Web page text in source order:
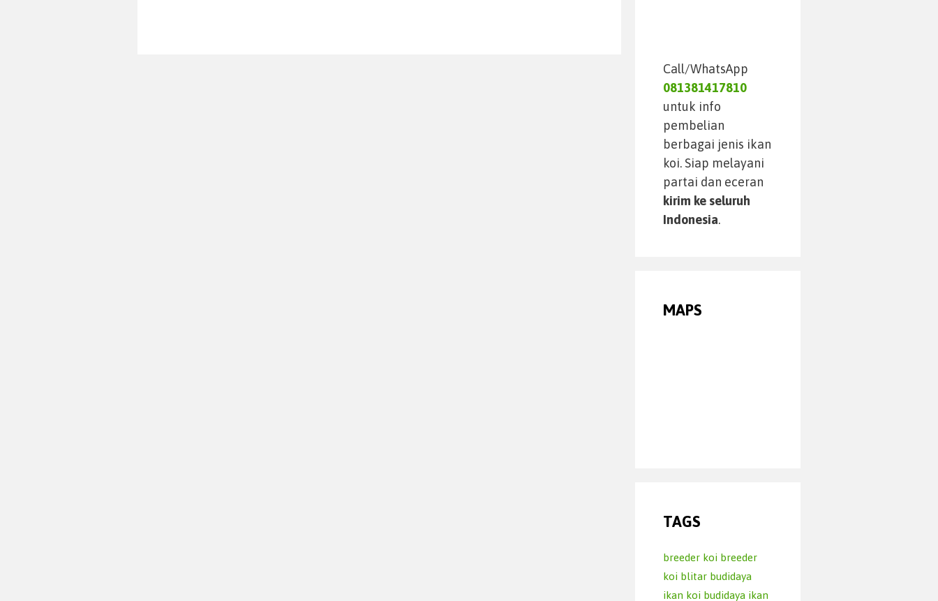
Call/WhatsApp
081381417810
untuk info
pembelian
berbagai jenis ikan
koi. Siap melayani
partai dan eceran
kirim ke seluruh
Indonesia.
MAPS
TAGS
breeder koi breeder
koi blitar budidaya
ikan koi budidaya ikan